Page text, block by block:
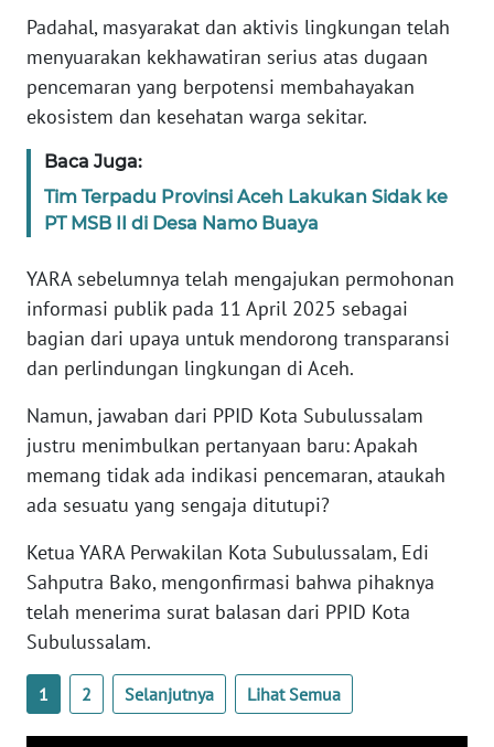
Padahal, masyarakat dan aktivis lingkungan telah
menyuarakan kekhawatiran serius atas dugaan
pencemaran yang berpotensi membahayakan
ekosistem dan kesehatan warga sekitar.
Baca Juga:
Tim Terpadu Provinsi Aceh Lakukan Sidak ke
PT MSB II di Desa Namo Buaya
YARA sebelumnya telah mengajukan permohonan
informasi publik pada 11 April 2025 sebagai
bagian dari upaya untuk mendorong transparansi
dan perlindungan lingkungan di Aceh.
Namun, jawaban dari PPID Kota Subulussalam
justru menimbulkan pertanyaan baru: Apakah
memang tidak ada indikasi pencemaran, ataukah
ada sesuatu yang sengaja ditutupi?
Ketua YARA Perwakilan Kota Subulussalam, Edi
Sahputra Bako, mengonfirmasi bahwa pihaknya
telah menerima surat balasan dari PPID Kota
Subulussalam.
1 2 Selanjutnya Lihat Semua
WN
RIAU
SERAMBI
WN
WN
SULTRA
NTB
WN
SULTENG
WN
SULBAR
WN
WN
SUMBAR